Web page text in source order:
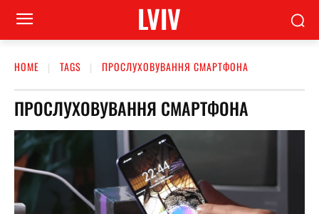
LVIV
HOME TAGS ПРОСЛУХОВУВАННЯ СМАРТФОНА
ПРОСЛУХОВУВАННЯ СМАРТФОНА